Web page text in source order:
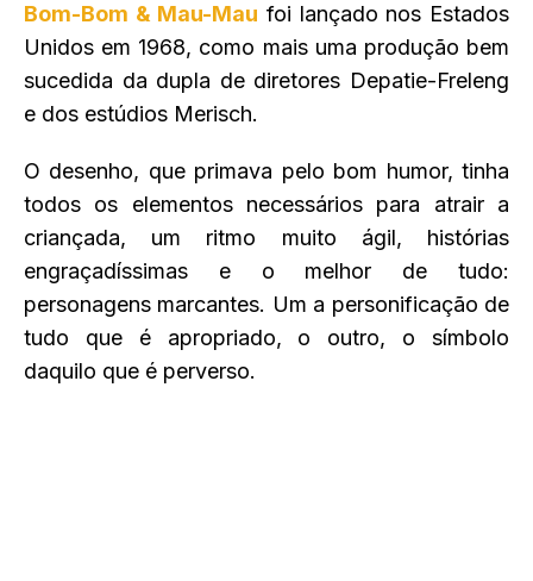
Bom-Bom & Mau-Mau foi lançado nos Estados
Unidos em 1968, como mais uma produção bem
sucedida da dupla de diretores Depatie-Freleng
e dos estúdios Merisch.
O desenho, que primava pelo bom humor, tinha
todos os elementos necessários para atrair a
criançada, um ritmo muito ágil, histórias
engraçadíssimas e o melhor de tudo:
personagens marcantes. Um a personificação de
tudo que é apropriado, o outro, o símbolo
daquilo que é perverso.